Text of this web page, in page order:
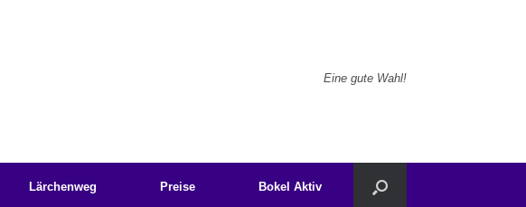
Eine gute Wahl!
Lärchenweg Preise Bokel Aktiv